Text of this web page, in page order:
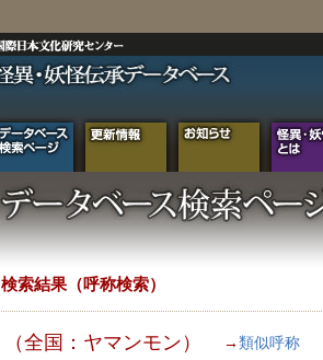
検索結果（呼称検索）
（全国：ヤマンモン） → 類似呼称